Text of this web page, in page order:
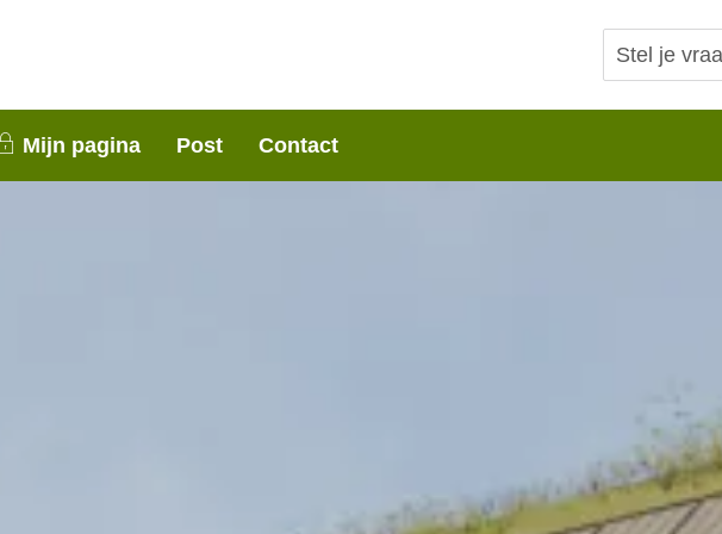
Zoeken
Mijn pagina Post Contact
3 weken contact met je op. Dank voor je begrip.